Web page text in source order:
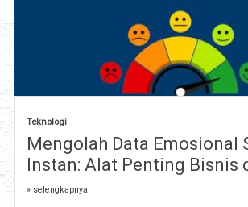
Teknologi
Mengolah Data Emosional
Instan: Alat Penting Bisnis
» selengkapnya